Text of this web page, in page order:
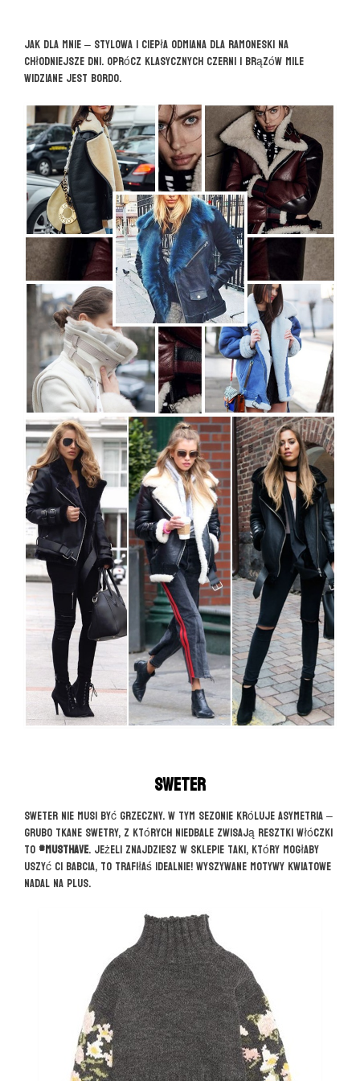
Jak dla mnie – stylowa i ciepła odmiana dla ramoneski na
chłodniejsze dni. Oprócz klasycznych czerni i brązów mile
widziane jest bordo.
Sweter
Sweter nie musi być grzeczny. W tym sezonie króluje asymetria –
grubo tkane swetry, z których niedbale zwisają resztki włóczki
to #musthave. Jeżeli znajdziesz w sklepie taki, który mogłaby
uszyć Ci babcia, to trafiłaś idealnie! Wyszywane motywy kwiatowe
nadal na plus.